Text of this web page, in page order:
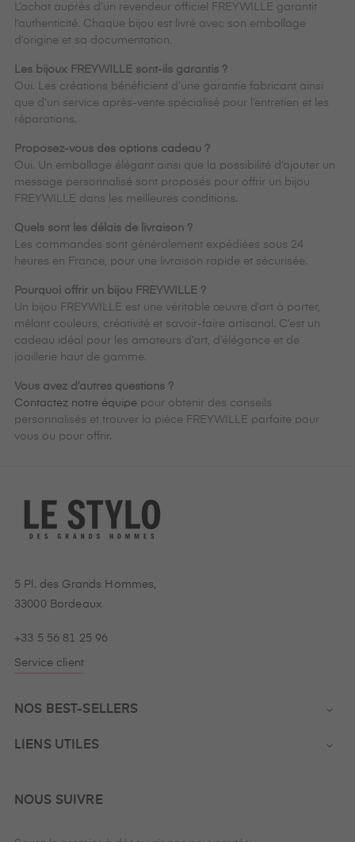
L’achat auprès d’un revendeur officiel FREYWILLE garantit
l’authenticité. Chaque bijou est livré avec son emballage
d’origine et sa documentation.
Les bijoux FREYWILLE sont-ils garantis ?
Oui. Les créations bénéficient d’une garantie fabricant ainsi
que d’un service après-vente spécialisé pour l’entretien et les
réparations.
Proposez-vous des options cadeau ?
Oui. Un emballage élégant ainsi que la possibilité d’ajouter un
message personnalisé sont proposés pour offrir un bijou
FREYWILLE dans les meilleures conditions.
Quels sont les délais de livraison ?
Les commandes sont généralement expédiées sous 24
heures en France, pour une livraison rapide et sécurisée.
Pourquoi offrir un bijou FREYWILLE ?
Un bijou FREYWILLE est une véritable œuvre d’art à porter,
mêlant couleurs, créativité et savoir-faire artisanal. C’est un
cadeau idéal pour les amateurs d’art, d’élégance et de
joaillerie haut de gamme.
Vous avez d’autres questions ?
Contactez notre équipe pour obtenir des conseils
personnalisés et trouver la pièce FREYWILLE parfaite pour
vous ou pour offrir.
5 Pl. des Grands Hommes,
33000 Bordeaux
+33 5 56 81 25 96
Service client
NOS BEST-SELLERS 
LIENS UTILES 
NOUS SUIVRE